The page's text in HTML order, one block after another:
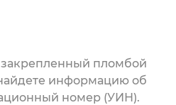
пломбой
информацию об
номер (УИН).